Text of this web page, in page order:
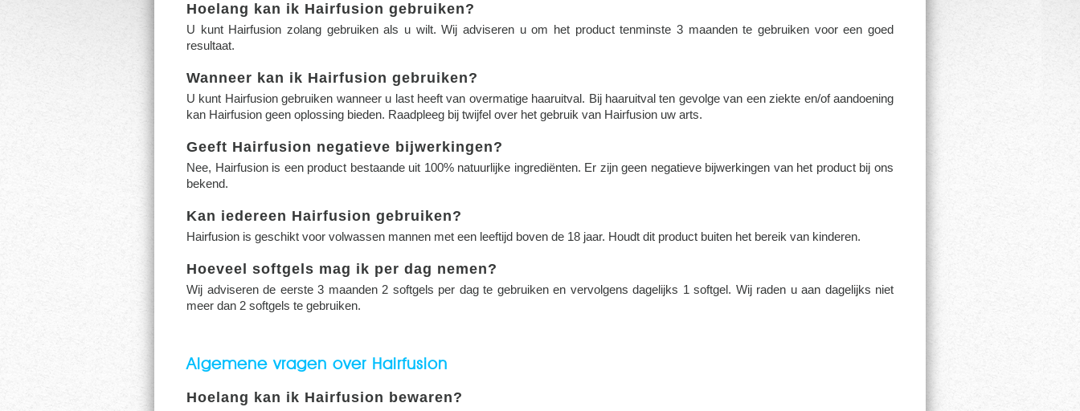
Hoelang kan ik Hairfusion gebruiken?
U kunt Hairfusion zolang gebruiken als u wilt. Wij adviseren u om het product tenminste 3 maanden te gebruiken voor een goed
resultaat.
Wanneer kan ik Hairfusion gebruiken?
U kunt Hairfusion gebruiken wanneer u last heeft van overmatige haaruitval. Bij haaruitval ten gevolge van een ziekte en/of aandoening
kan Hairfusion geen oplossing bieden. Raadpleeg bij twijfel over het gebruik van Hairfusion uw arts.
Geeft Hairfusion negatieve bijwerkingen?
Nee, Hairfusion is een product bestaande uit 100% natuurlijke ingrediënten. Er zijn geen negatieve bijwerkingen van het product bij ons
bekend.
Kan iedereen Hairfusion gebruiken?
Hairfusion is geschikt voor volwassen mannen met een leeftijd boven de 18 jaar. Houdt dit product buiten het bereik van kinderen.
Hoeveel softgels mag ik per dag nemen?
Wij adviseren de eerste 3 maanden 2 softgels per dag te gebruiken en vervolgens dagelijks 1 softgel. Wij raden u aan dagelijks niet
meer dan 2 softgels te gebruiken.
Algemene vragen over Hairfusion
Hoelang kan ik Hairfusion bewaren?